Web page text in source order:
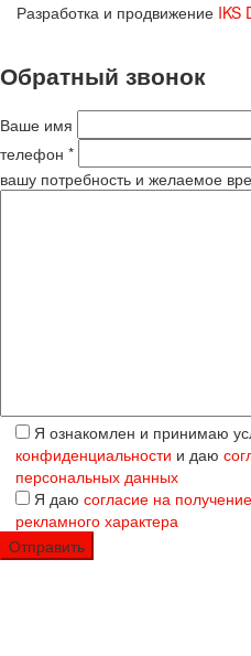
Разработка и продвижение IKS
Обратный звонок
Ваше имя
телефон *
вашу потребность и желаемое
Я ознакомлен и принимаю
конфиденциальности и даю
персональных данных
Я даю согласие на
рекламного характера